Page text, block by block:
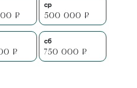
₽
ср
500 000 ₽
₽
сб
750 000 ₽